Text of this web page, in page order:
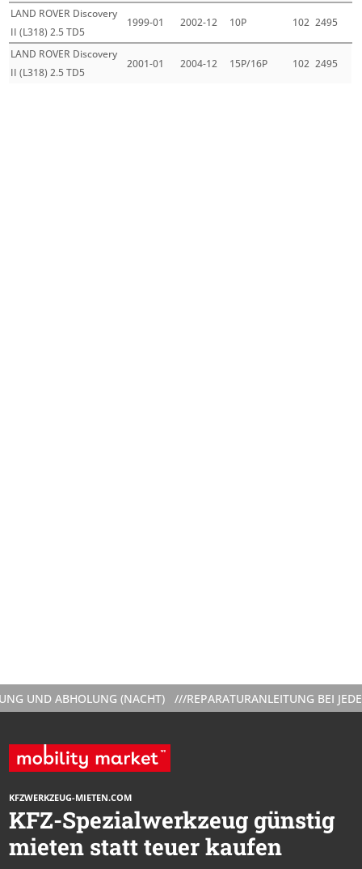
LAND ROVER Discovery
II (L318) 2.5 TD5
1999-01 2002-12 10P 102 2495
LAND ROVER Discovery
II (L318) 2.5 TD5
2001-01 2004-12 15P/16P 102 2495
UND ABHOLUNG (NACHT) ///REPARATURANLEITUNG BEI
KFZWERKZEUG-MIETEN.COM
KFZ-Spezialwerkzeug günstig
mieten statt teuer kaufen